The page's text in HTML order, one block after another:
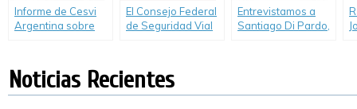
Informe de Cesvi
Argentina sobre
El Consejo Federal
de Seguridad Vial
incidentes viales
Entrevistamos a
Santiago Di Pardo,
Noticias Recientes